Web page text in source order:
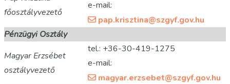
főosztályvezető
e-mail:
pap.krisztina@szgyf.gov.hu
Pénzügyi Osztály
Magyar Erzsébet
osztályvezető
tel.: +36-30-419-1275
e-mail:
magyar.erzsebet@szgyf.gov.hu